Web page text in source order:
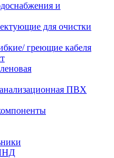
и
для очистки
греющие кабеля
ПВХ